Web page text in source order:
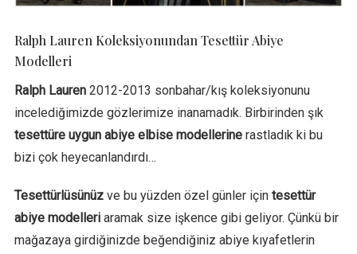
Ralph Lauren Koleksiyonundan Tesettür Abiye
Modelleri
Ralph Lauren2012-2013 sonbahar/kış koleksiyonunu
incelediğimizde gözlerimize inanamadık. Birbirinden şık
tesettüre uygun abiye elbise modellerinerastladık ki bu
bizi çok heyecanlandırdı…
Tesettürlüsünüzve bu yüzden özel günler için tesettür
abiye modelleriaramak size işkence gibi geliyor. Çünkü bir
mağazaya girdiğinizde beğendiğiniz abiye kıyafetlerin